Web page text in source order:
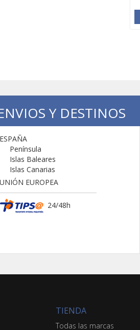
Y DESTINOS
ESPAÑA
Península
Islas Baleares
Islas Canarias
UNIÓN EUROPEA
24/48h
TIENDA
Todas las marcas